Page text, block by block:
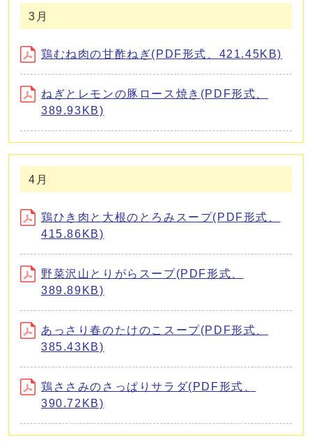
3月
鶏むね肉の甘酢ねぎ(PDF形式、421.45KB)
ねぎとレモンの豚ロース焼き(PDF形式、
389.93KB)
4月
鶏ひき肉と大根のとろみスープ(PDF形式、
415.86KB)
野菜沢山とりがらスープ(PDF形式、
389.89KB)
あっさり春のたけのこスープ(PDF形式、
385.43KB)
鶏ささみのさっぱりサラダ(PDF形式、
390.72KB)